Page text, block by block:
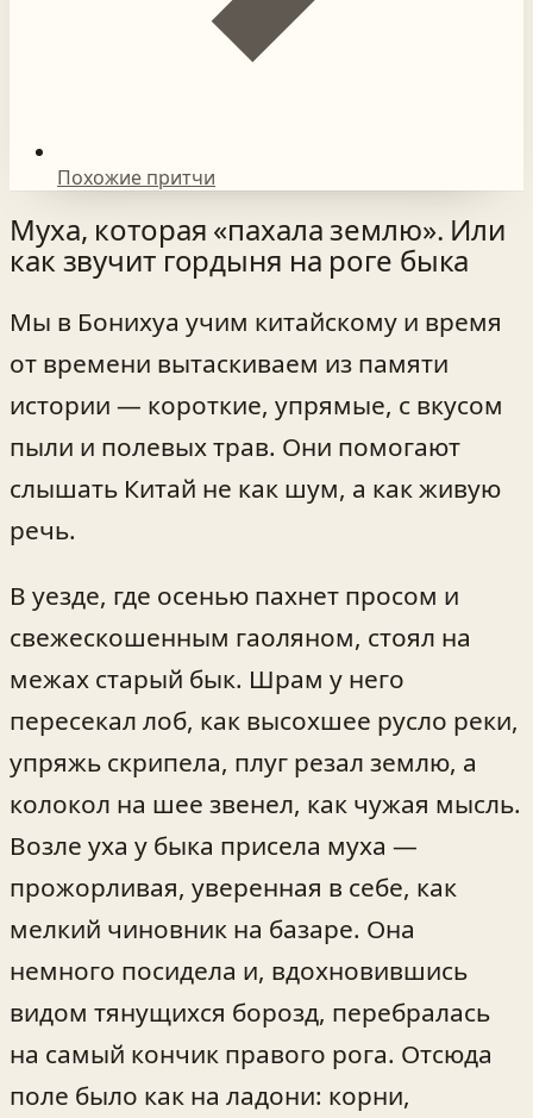
Похожие притчи
Муха, которая «пахала землю». Или
как звучит гордыня на роге быка
Мы в Бонихуа учим китайскому и время
от времени вытаскиваем из памяти
истории — короткие, упрямые, с вкусом
пыли и полевых трав. Они помогают
слышать Китай не как шум, а как живую
речь.
В уезде, где осенью пахнет просом и
свежескошенным гаоляном, стоял на
межах старый бык. Шрам у него
пересекал лоб, как высохшее русло реки,
yпряжь скрипела, плуг резал землю, а
колокол на шее звенел, как чужая мысль.
Возле уха у быка присела муха —
прожорливая, уверенная в себе, как
мелкий чиновник на базаре. Она
немного посидела и, вдохновившись
видом тянущихся борозд, перебралась
на самый кончик правого рога. Отсюда
поле было как на ладони: корни,